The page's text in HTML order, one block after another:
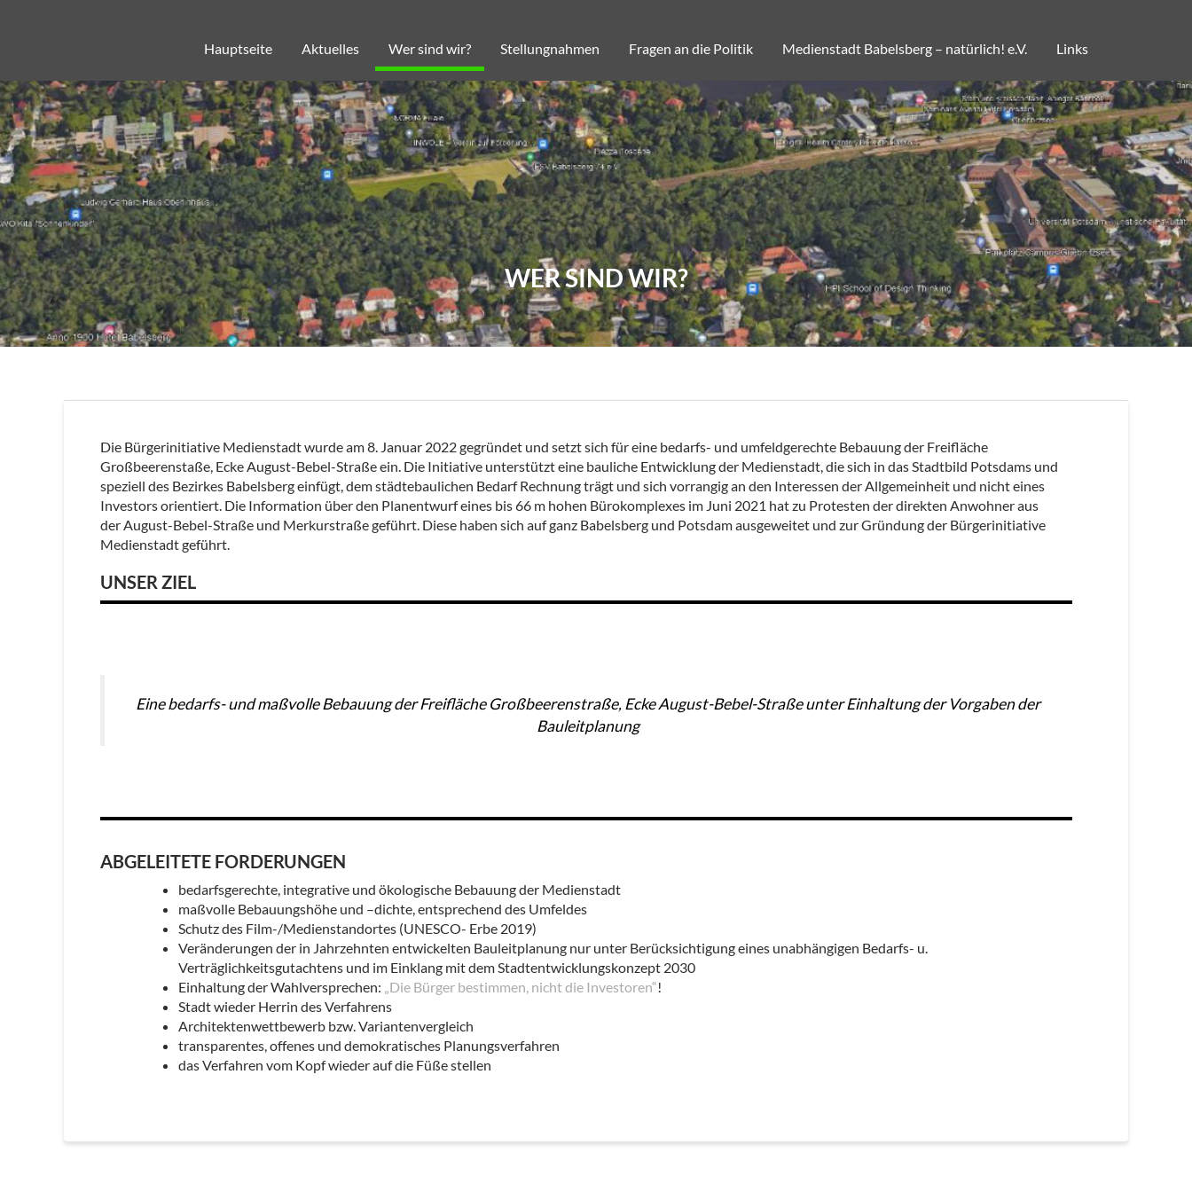
Hauptseite Aktuelles Wer sind wir? Stellungnahmen Fragen an die Politik Medienstadt Babelsberg – natürlich! e.V. Links
WER SIND WIR?
Die Bürgerinitiative Medienstadt wurde am 8. Januar 2022 gegründet und setzt sich für eine bedarfs- und umfeldgerechte Bebauung der Freifläche
Großbeerenstaße, Ecke August-Bebel-Straße ein. Die Initiative unterstützt eine bauliche Entwicklung der Medienstadt, die sich in das Stadtbild Potsdams und
speziell des Bezirkes Babelsberg einfügt, dem städtebaulichen Bedarf Rechnung trägt und sich vorrangig an den Interessen der Allgemeinheit und nicht eines
Investors orientiert. Die Information über den Planentwurf eines bis 66 m hohen Bürokomplexes im Juni 2021 hat zu Protesten der direkten Anwohner aus
der August-Bebel-Straße und Merkurstraße geführt. Diese haben sich auf ganz Babelsberg und Potsdam ausgeweitet und zur Gründung der Bürgerinitiative
Medienstadt geführt.
UNSER ZIEL
Eine bedarfs- und maßvolle Bebauung der Freifläche Großbeerenstraße, Ecke August-Bebel-Straße unter Einhaltung der Vorgaben der
Bauleitplanung
ABGELEITETE FORDERUNGEN
bedarfsgerechte, integrative und ökologische Bebauung der Medienstadt
maßvolle Bebauungshöhe und –dichte, entsprechend des Umfeldes
Schutz des Film-/Medienstandortes (UNESCO- Erbe 2019)
Veränderungen der in Jahrzehnten entwickelten Bauleitplanung nur unter Berücksichtigung eines unabhängigen Bedarfs- u.
Verträglichkeitsgutachtens und im Einklang mit dem Stadtentwicklungskonzept 2030
Einhaltung der Wahlversprechen: „Die Bürger bestimmen, nicht die Investoren“!
Stadt wieder Herrin des Verfahrens
Architektenwettbewerb bzw. Variantenvergleich
transparentes, offenes und demokratisches Planungsverfahren
das Verfahren vom Kopf wieder auf die Füße stellen